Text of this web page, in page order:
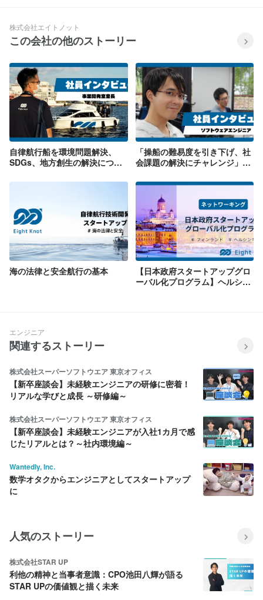
株式会社エイトノット
この会社の他のストーリー
自律航行船を環境問題解決、
SDGs、地方創生の解決につな
ー
「操船の難易度を引き下げ、社
会課題の解決にチャレンジ」ソ
タビュー
海の法律と安全航行の基本
【日本政府スタートアップグロ
ーバル化プログラム】ヘルシン
エンジニア
関連するストーリー
株式会社スーパーソフトウエア 東京オフィス
【新卒座談会】未経験エンジニアの研修に密着！
リアルな学びと成長 ～研修編～
株式会社スーパーソフトウエア 東京オフィス
【新卒座談会】未経験エンジニアが入社1カ月で感
じたリアルとは？～社内環境編～
Wantedly, Inc.
数学オタクからエンジニアとしてスタートアップ
に
人気のストーリー
株式会社STAR UP
利他の精神と当事者意識：CPO池田八輝が語る
STAR UPの価値観と描く未来